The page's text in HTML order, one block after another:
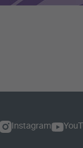
Instagram